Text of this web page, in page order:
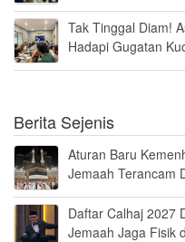
Tak Tinggal Diam!
Hadapi Gugatan
Berita Sejenis
Aturan Baru
Jemaah Terancam
Daftar Calhaj 2027
Jemaah Jaga Fisik